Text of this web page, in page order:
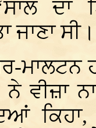
ਦਾ
ਜਾਣਾ ਸੀ।
ਮਾਲਟਨ
ਵੀਜ਼ਾ
ਕਿਹਾ,